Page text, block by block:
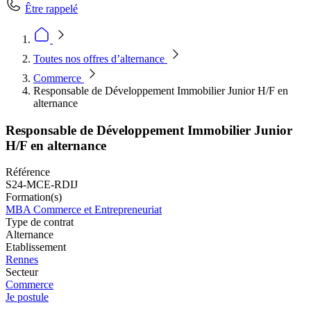
Être rappelé
Toutes nos offres d’alternance
Commerce
Responsable de Développement Immobilier Junior H/F en
alternance
Responsable de Développement Immobilier Junior
H/F en alternance
Référence
S24-MCE-RDIJ
Formation(s)
MBA Commerce et Entrepreneuriat
Type de contrat
Alternance
Etablissement
Rennes
Secteur
Commerce
Je postule